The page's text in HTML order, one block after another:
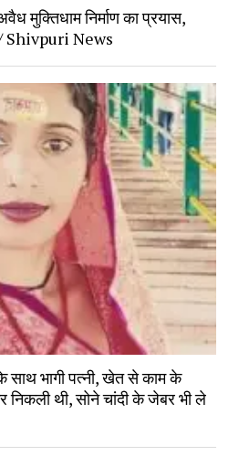
मुक्तिधाम निर्माण का प्रयास,
Shivpuri News
साथ भागी पत्नी, खेत से काम के
निकली थी, सोने चांदी के जेबर भी ले